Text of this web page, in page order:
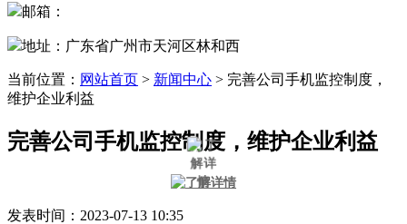
邮箱：
地址：广东省广州市天河区林和西
当前位置： 网站首页 > 新闻中心 > 完善公司手机监控制度，
维护企业利益
完善公司手机监控制度，维护企业利益
发表时间：2023-07-13 10:35